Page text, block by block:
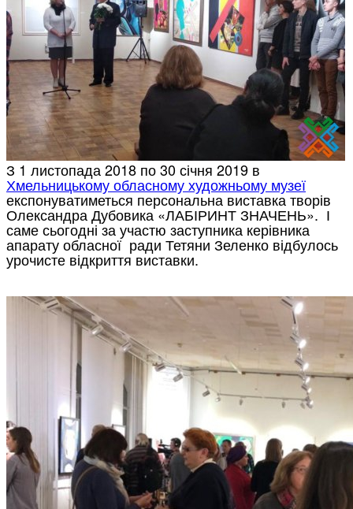
З 1 листопада2018 по 30 січня 2019 в
Хмельницькому обласному художньому музеї
експонуватиметься персональна виставка творів
Олександра Дубовика «ЛАБІРИНТ ЗНАЧЕНЬ». І
саме сьогодні за участю заступника керівника
апарату обласної ради Тетяни Зеленко відбулось
урочисте відкриття виставки.